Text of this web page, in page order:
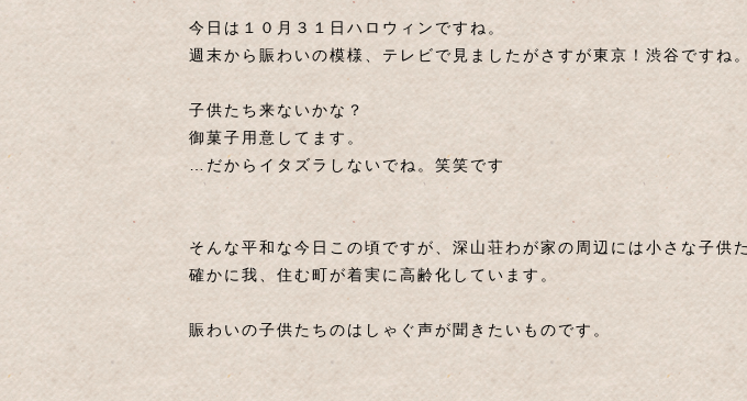
今日は１０月３１日ハロウィンですね。
週末から賑わいの模様、テレビで見ましたがさすが東京！渋谷ですね。
子供たち来ないかな？
御菓子用意してます。
…だからイタズラしないでね。笑笑です
そんな平和な今日この頃ですが、深山荘わが家の周辺には小さな子供
確かに我、住む町が着実に高齢化しています。
賑わいの子供たちのはしゃぐ声が聞きたいものです。